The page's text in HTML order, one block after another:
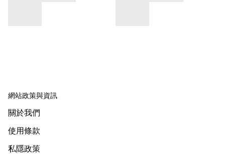
網站政策與資訊
關於我們
使用條款
私隱政策